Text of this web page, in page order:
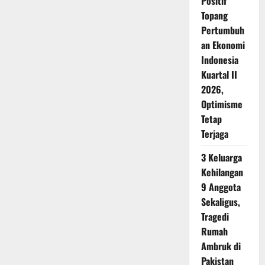
Topang
Pertumbuh
an Ekonomi
Indonesia
Kuartal II
2026,
Optimisme
Tetap
Terjaga
3 Keluarga
Kehilangan
9 Anggota
Sekaligus,
Tragedi
Rumah
Ambruk di
Pakistan